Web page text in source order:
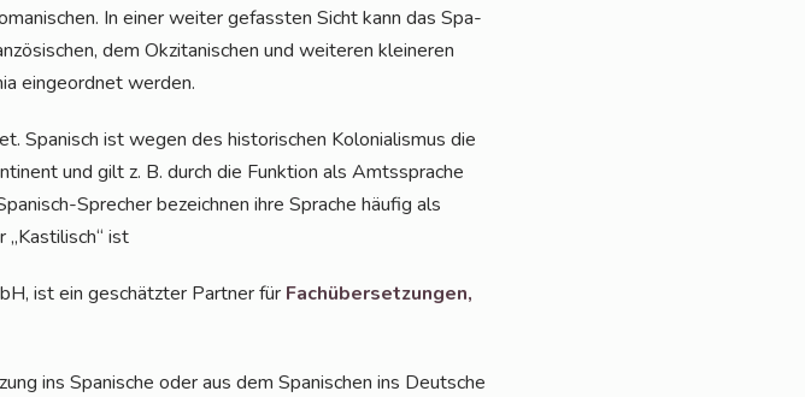
In einer wei­ter gefass­ten Sicht kann das Spa­
dem Okzita­ni­schen und wei­te­ren klei­ne­ren
ein­ge­ord­net werden.
Spa­nisch ist wegen des his­to­ri­schen Kolo­nia­lis­mus die
und gilt z. B. durch die Funk­ti­on als Amts­spra­che
Spre­cher bezeich­nen ihre Spra­che häu­fig als
ist
ist ein geschätz­ter Part­ner für Fach­über­set­zun­gen,
ins Spa­ni­sche oder aus dem Spa­ni­schen ins Deut­sche